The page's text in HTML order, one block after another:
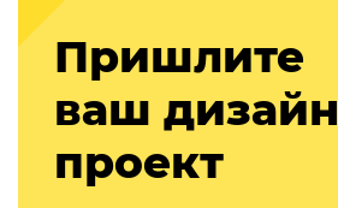
Светящийся камень
Подбор, производство и
Все категории товаров
Бренды
Реализованные проекты
Пришлите
ваш
проект